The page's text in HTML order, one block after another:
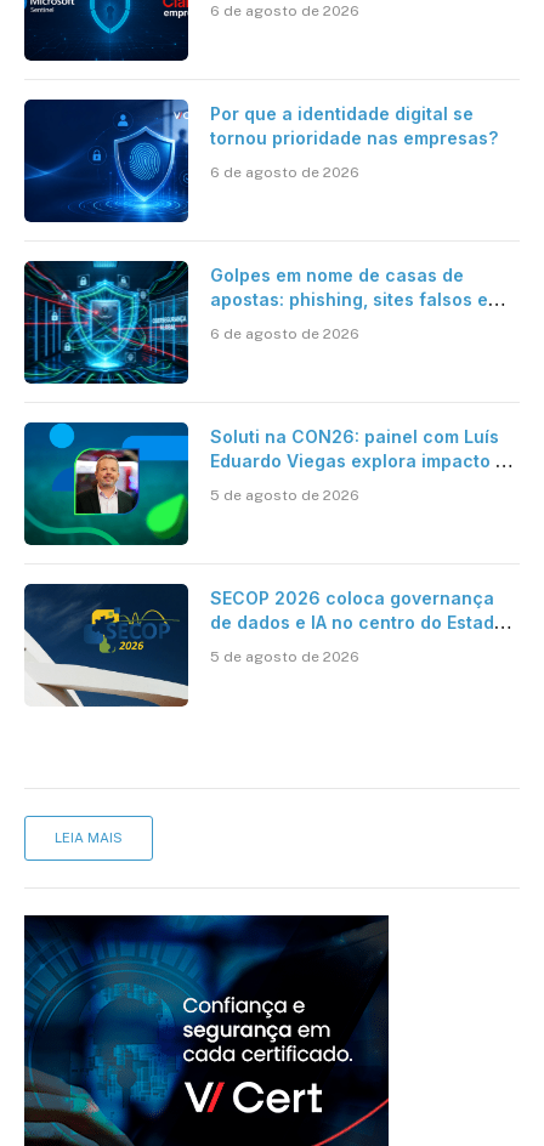
automatizada
6 de agosto de 2026
Por que a identidade digital se
tornou prioridade nas empresas?
6 de agosto de 2026
Golpes em nome de casas de
apostas: phishing, sites falsos e
6 de agosto de 2026
Soluti na CON26: painel com Luís
Eduardo Viegas explora impacto de
Contabilidade
5 de agosto de 2026
SECOP 2026 coloca governança
de dados e IA no centro do Estado
5 de agosto de 2026
LEIA MAIS